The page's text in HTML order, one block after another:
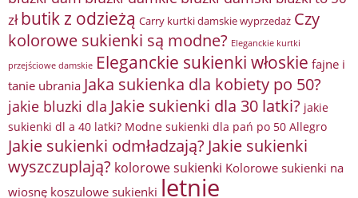
zł butik z odzieżą Carry kurtki damskie wyprzedaż Czy
kolorowe sukienki są modne? Eleganckie kurtki
przejściowe damskie Eleganckie sukienki włoskie fajne i
tanie ubrania Jaka sukienka dla kobiety po 50?
jakie bluzki dla Jakie sukienki dla 30 latki? jakie
sukienki dl a 40 latki? Modne sukienki dla pań po 50 Allegro
Jakie sukienki odmładzają? Jakie sukienki
wyszczuplają? kolorowe sukienki Kolorowe sukienki na
wiosnę koszulowe sukienki letnie